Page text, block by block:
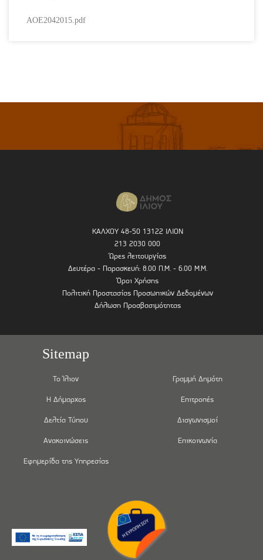
AOE2042015.pdf
ΚΑΛΧΟΥ 48-50 13122 ΙΛΙΟΝ
213 2030 000
Ώρες λειτουργίας
Δευτέρα - Παρασκευή: 8.00 Π.Μ. - 6.00 Μ.Μ.
Όροι Χρήσης
Πολιτική Προστασίας Προσωπικών Δεδομένων
Δήλωση Προσβασιμότητας
Sitemap
Το Ίλιον
Η Δήμαρχος
Δελτία Τύπου
Ανακοινώσεις
Εφημερίδα της Υπηρεσίας
Γραμμή Δημότη
Επιτροπές
Διαγωνισμοί
Επικοινωνία